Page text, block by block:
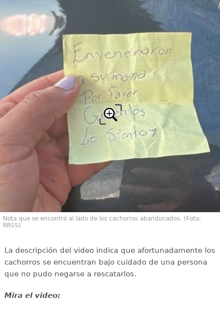
Nota que se encontró al lado de los cachorros abandonados. (Foto:
RRSS)
La descripción del video indica que afortunadamente los
cachorros se encuentran bajo cuidado de una persona
que no pudo negarse a rescatarlos.
Mira el video: